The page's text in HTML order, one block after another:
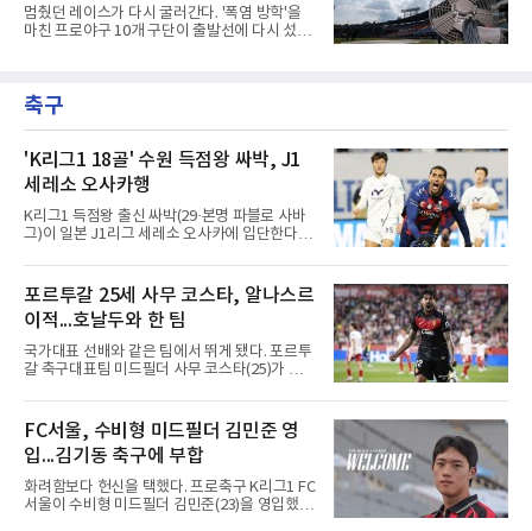
실점을 기록했다. 3회 첫 타자 앨런 로든을 헛스
윙 삼진으로 처리하며 시즌 200번째 삼진을 잡
닝 신기록을 세웠다. MLB닷컴이 엘리어스 스포
츠뷰로 자료를 인용해 소개한 바에
멈췄던 레이스가 다시 굴러간다. '폭염 방학'을
마친 프로야구 10개 구단이 출발선에 다시 섰다.
견을 제외하면 정규리그가 다른 사유로 멈춘 것
은 코로나19 집단 감염을 겪은 2021년 7월 이후
가 최고조에 이른 5∼9일 25경기를 전면 취소하
고 9월 이후 일정을 다시 편성해 치르기로 했다.
변화도 있다. 9월 6일까지 모든 경기는 요일과
상관없이 오후 7시에 시작하며, 더위가 일찍 가
시면 경기 시간은 예전으로 돌아갈 수 있다.선수
들에게는 올해 세 번째 출발이
축구
'K리그1 18골' 수원 득점왕 싸박, J1
세레소 오사카행
K리그1 득점왕 출신 싸박(29·본명 파블로 사바
그)이 일본 J1리그 세레소 오사카에 입단한다.세
아버지와 팔레스타인인 어머니 사이에서 콜롬비
아 바랑키야에서 태어난 그는 콜롬비아·시리아
국적을 갖고 있다.190㎝ 신장을 활용한 플레이
가 강점인 싸박은 데포르티보 칼리에서 데뷔해
톤델라(포르투갈), 뉴웰스 올드 보이스(아르헨
티나)를 거쳐 2025년 수원FC에 합류했다. 지난
해 플레이오프 2경기(1골)를 포함해 리그 36경
해는 리비아 1부 알아흘리 트리폴리에서 뛰었
다. 2024년부터 시리아 국가대표로
포르투갈 25세 사무 코스타, 알나스르
이적...호날두와 한 팀
국가대표 선배와 같은 팀에서 뛰게 됐다. 포르투
갈 축구대표팀 미드필더 사무 코스타(25)가 사
스티아누 호날두와 함께한다.사우디 프로리그
디펜딩 챔피언 알나스르는 9일(현지시간) 스페
인 라리가 마요르카에서 코스타를 영입했다고
발표했다. 구단은 사회관계망서비스(SNS)에 여
정이 시작된다며, 전투에서 승리한 기사가 갑옷
을 벗자 팀 유니폼을 입은 코스타가 나타나는 영
상을 함께 올렸다. 마요르카도 이적 합의를 알리
FC서울, 수비형 미드필더 김민준 영
입...김기동 축구에 부합
화려함보다 헌신을 택했다. 프로축구 K리그1 FC
서울이 수비형 미드필더 김민준(23)을 영입했다